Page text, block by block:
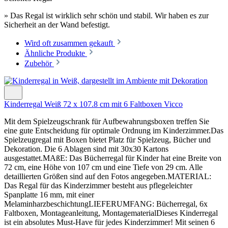
» Das Regal ist wirklich sehr schön und stabil. Wir haben es zur
Sicherheit an der Wand befestigt.
Wird oft zusammen gekauft
Ähnliche Produkte
Zubehör
Kinderregal Weiß 72 x 107.8 cm mit 6 Faltboxen Vicco
Mit dem Spielzeugschrank für Aufbewahrungsboxen treffen Sie
eine gute Entscheidung für optimale Ordnung im Kinderzimmer.Das
Spielzeugregal mit Boxen bietet Platz für Spielzeug, Bücher und
Dekoration. Die 6 Ablagen sind mit 30x30 Kartons
ausgestattet.MAßE: Das Bücherregal für Kinder hat eine Breite von
72 cm, eine Höhe von 107 cm und eine Tiefe von 29 cm. Alle
detaillierten Größen sind auf den Fotos angegeben.MATERIAL:
Das Regal für das Kinderzimmer besteht aus pflegeleichter
Spanplatte 16 mm, mit einer
MelaminharzbeschichtungLIEFERUMFANG: Bücherregal, 6x
Faltboxen, Montageanleitung, MontagematerialDieses Kinderregal
ist ein absolutes Must-Have für jedes Kinderzimmer! Mit seinen 6